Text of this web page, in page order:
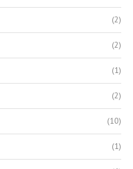
(2)
(2)
(1)
(2)
(10)
(1)